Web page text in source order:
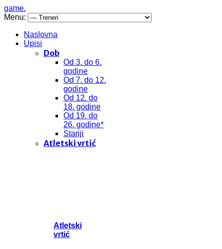
game.
Menu:
Naslovna
Upisi
Dob
Od 3. do 6.
godine
Od 7. do 12.
godine
Od 12. do
18. godine
Od 19. do
26. godine*
Stariji
Atletski vrtić
Atletski
vrtić